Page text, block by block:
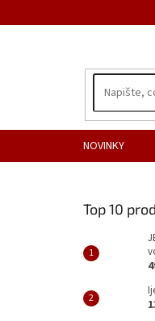
na
NOVINKY
Top 10